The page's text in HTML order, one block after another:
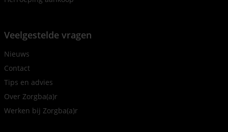
Veelgestelde vragen
Nieuws
Contact
Tips en advies
Over Zorgba(a)r
Werken bij Zorgba(a)r